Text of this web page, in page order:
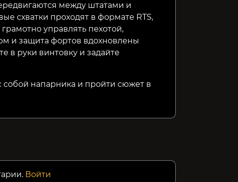
между штатами и
схватки проходят в формате RTS,
управлять пехотой,
и защита фортов вдохновлены
в руки винтовку и задайте
напарника и пройти сюжет в
Войти